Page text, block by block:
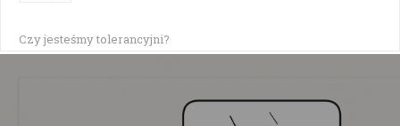
Czy jesteśmy tolerancyjni?
Czołowe zderzenie w Zezulinie Niższym — 19-latek stracił